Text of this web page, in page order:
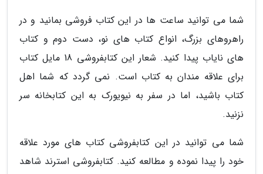
شما می توانید ساعت ها در این کتاب فروشی بمانید و در
راهروهای بزرگ، انواع کتاب های نو، دست دوم و کتاب
های نایاب پیدا کنید. شعار این کتابفروشی 18 مایل کتاب
برای علاقه مندان به کتاب است. نمی گردد که شما اهل
کتاب باشید، اما در سفر به نیویورک به این کتابخانه سر
نزنید.
شما می توانید در این کتابفروشی کتاب های مورد علاقه
خود را پیدا نموده و مطالعه کنید. کتابفروشی استرند شاهد